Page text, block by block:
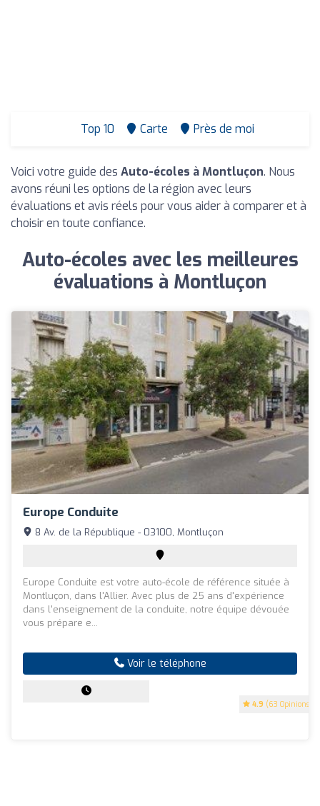
Top 10 Carte Près de moi
Voici votre guide des Auto-écoles à Montluçon. Nous
avons réuni les options de la région avec leurs
évaluations et avis réels pour vous aider à comparer et à
choisir en toute confiance.
Auto-écoles avec les meilleures
évaluations à Montluçon
Europe Conduite
4.9 (63 Opinions)
8 Av. de la République - 03100, Montluçon
Europe Conduite est votre auto-école de référence située à
Montluçon, dans l'Allier. Avec plus de 25 ans d'expérience
dans l'enseignement de la conduite, notre équipe dévouée
vous prépare e...
Voir le téléphone